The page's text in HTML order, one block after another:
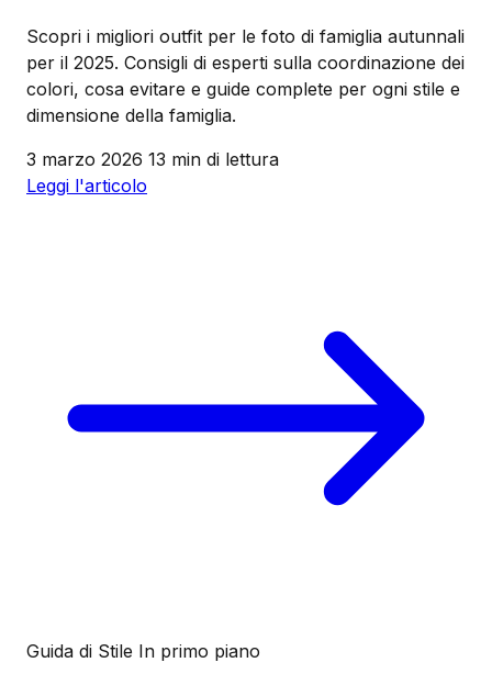
Scopri i migliori outfit per le foto di famiglia autunnali
per il 2025. Consigli di esperti sulla coordinazione dei
colori, cosa evitare e guide complete per ogni stile e
dimensione della famiglia.
3 marzo 2026 13 min di lettura
Leggi l'articolo
Guida di Stile In primo piano